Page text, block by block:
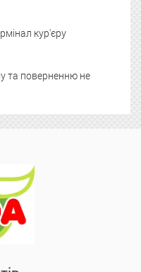
кур'єру
та поверненню не